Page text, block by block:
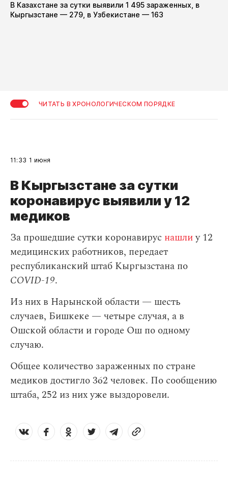
В Казахстане за сутки выявили 1 495 зараженных, в
Кыргызстане — 279, в Узбекистане — 163
ЧИТАТЬ В ХРОНОЛОГИЧЕСКОМ ПОРЯДКЕ
11:33 1 июня
В Кыргызстане за сутки
коронавирус выявили у 12
медиков
За прошедшие сутки коронавирус нашлиу 12
медицинских работников, передает
республиканский штаб Кыргызстана по
COVID-19.
Из них в Нарынской области — шесть
случаев, Бишкеке — четыре случая, а в
Ошской области и городе Ош по одному
случаю.
Общее количество зараженных по стране
медиков достигло 362 человек. По сообщению
штаба, 252 из них уже выздоровели.